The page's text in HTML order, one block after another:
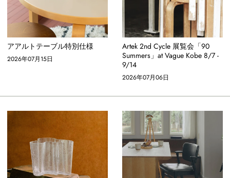
アアルトテーブル特別仕様
2026年07月15日
Artek 2nd Cycle 展覧会「90
Summers」at Vague Kobe 8/7 -
9/14
2026年07月06日